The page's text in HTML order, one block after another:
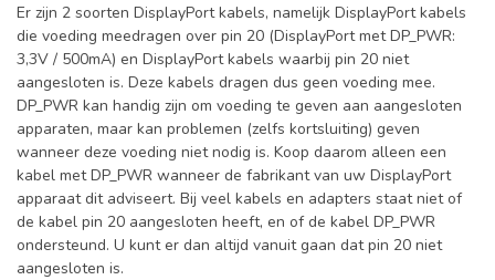
Er zijn 2 soorten DisplayPort kabels, namelijk DisplayPort kabels
die voeding meedragen over pin 20 (DisplayPort met DP_PWR:
3,3V / 500mA) en DisplayPort kabels waarbij pin 20 niet
aangesloten is. Deze kabels dragen dus geen voeding mee.
DP_PWR kan handig zijn om voeding te geven aan aangesloten
apparaten, maar kan problemen (zelfs kortsluiting) geven
wanneer deze voeding niet nodig is. Koop daarom alleen een
kabel met DP_PWR wanneer de fabrikant van uw DisplayPort
apparaat dit adviseert. Bij veel kabels en adapters staat niet of
de kabel pin 20 aangesloten heeft, en of de kabel DP_PWR
ondersteund. U kunt er dan altijd vanuit gaan dat pin 20 niet
aangesloten is.